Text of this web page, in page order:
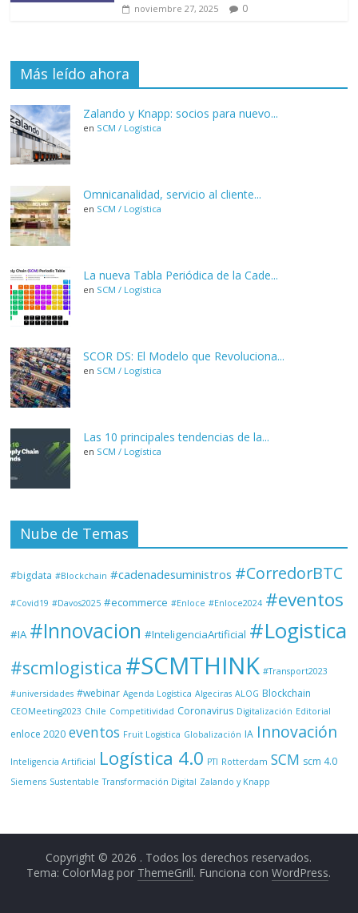
noviembre 27, 2025 0
Más leído ahora
Zalando y Knapp: socios para nuevo...
en SCM / Logística
Omnicanalidad, servicio al cliente...
en SCM / Logística
La nueva Tabla Periódica de la Cade...
en SCM / Logística
SCOR DS: El Modelo que Revoluciona...
en SCM / Logística
Las 10 principales tendencias de la...
en SCM / Logística
Nube de Temas
#bigdata #Blockchain #cadenadesuministros #CorredorBTC
#Covid19 #Davos2025 #ecommerce #Enloce #Enloce2024 #eventos
#IA #Innovacion #InteligenciaArtificial #Logistica
#scmlogistica #SCMTHINK #Transport2023
#universidades #webinar Agenda Logística Algeciras ALOG Blockchain
CEOMeeting2023 Chile Competitividad Coronavirus Digitalización Editorial
enloce 2020 eventos Fruit Logistica Globalización IA Innovación
Inteligencia Artificial Logística 4.0 PTI Rotterdam SCM scm 4.0
Siemens Sustentable Transformación Digital Zalando y Knapp
Copyright © 2026 . Todos los derechos reservados.
Tema: ColorMag por ThemeGrill. Funciona conWordPress.